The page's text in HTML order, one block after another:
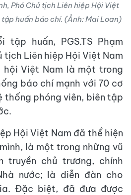
Phó Chủ tịch Liên hiệp Hội Việt
huấn báo chí. (Ảnh: Mai Loan)
huấn, PGS.TS Phạm
tịch Liên hiệp Hội Việt Nam
hội Việt Nam là một trong
báo chí mạnh với 70 cơ
thống phóng viên, biên tập
Hội Việt Nam đã thể hiện
là một trong những vũ
truyền chủ trương, chính
nước; là diễn đàn cho
Đặc biệt, đã đưa được